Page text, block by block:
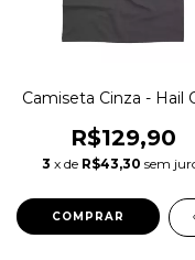
Camiseta Cinza - Hail
R$129,90
3 x de R$43,30 sem
COMPRAR